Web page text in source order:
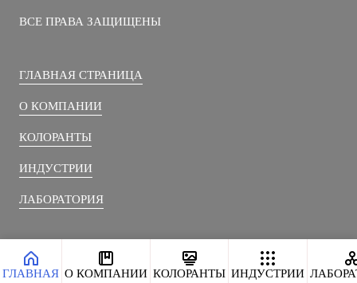
ВСЕ ПРАВА ЗАЩИЩЕНЫ
ГЛАВНАЯ СТРАНИЦА
О КОМПАНИИ
КОЛОРАНТЫ
ИНДУСТРИИ
ЛАБОРАТОРИЯ
ГЛАВНАЯ О КОМПАНИИ КОЛОРАНТЫ ИНДУСТРИИ